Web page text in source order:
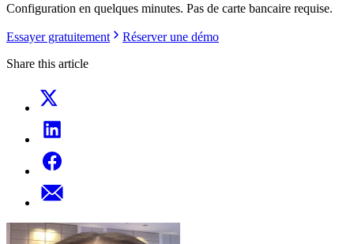
Configuration en quelques minutes. Pas de carte bancaire requise.
Essayer gratuitement
Réserver une démo
Share this article